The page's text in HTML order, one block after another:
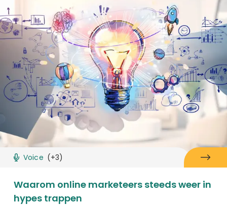
Voice (+3)
Waarom online marketeers steeds weer in
hypes trappen